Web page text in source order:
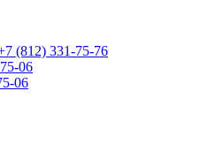
(812) 331-75-76
06
06